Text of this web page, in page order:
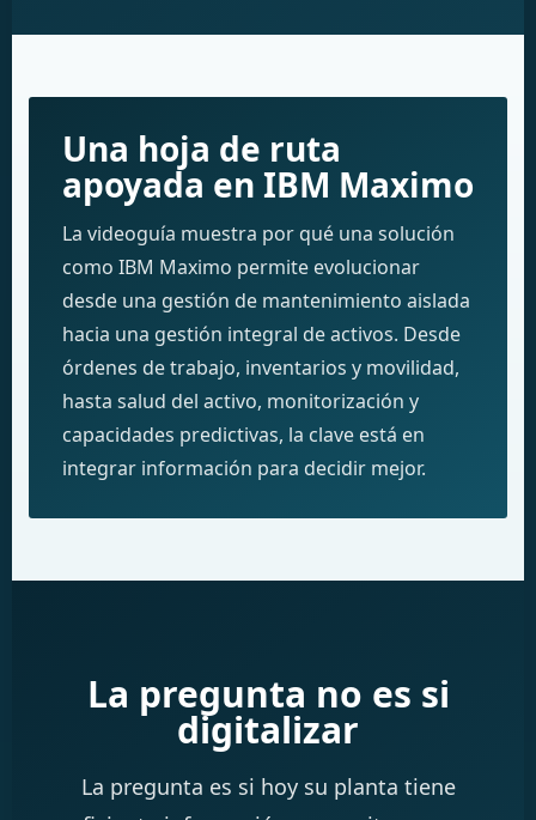
Una hoja de ruta
apoyada en IBM Maximo
La videoguía muestra por qué una solución
como IBM Maximo permite evolucionar
desde una gestión de mantenimiento aislada
hacia una gestión integral de activos. Desde
órdenes de trabajo, inventarios y movilidad,
hasta salud del activo, monitorización y
capacidades predictivas, la clave está en
integrar información para decidir mejor.
La pregunta no es si
digitalizar
La pregunta es si hoy su planta tiene